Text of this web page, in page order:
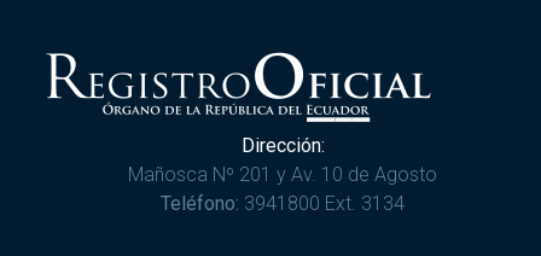
Dirección:
Mañosca Nº 201 y Av. 10 de Agosto
Teléfono: 3941800 Ext. 3134